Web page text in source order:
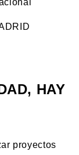
HAY
proyectos